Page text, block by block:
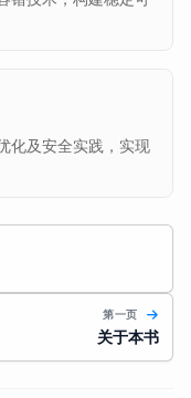
化及安全实践，实现
第一页
关于本书